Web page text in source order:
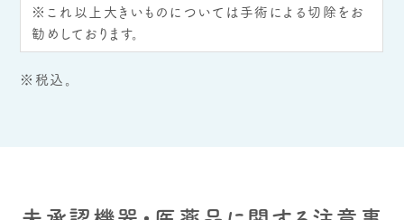
※これ以上大きいものについては手術による切除をお
勧めしております。
※税込。